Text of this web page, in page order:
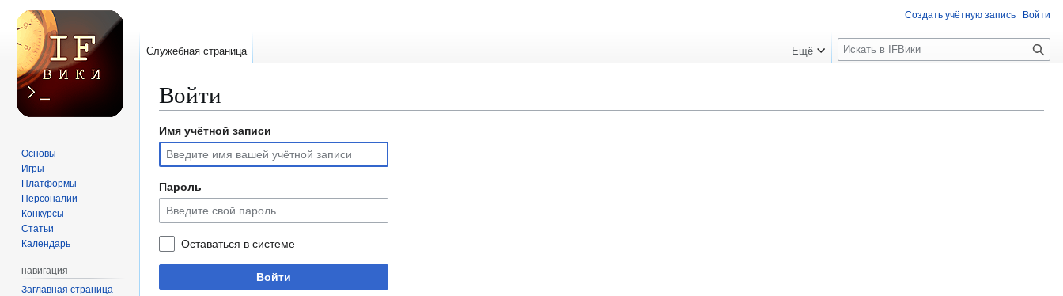
Войти
Перейти
навигации
Перейти
поиску
Имя учётной записи
Пароль
Оставаться в системе
Войти
Создать учётную запись Войти
Служебная страница Ещё
П
о
к
Основы
Игры
Платформы
Персоналии
Конкурсы
Статьи
Календарь
навигация
Заглавная страница